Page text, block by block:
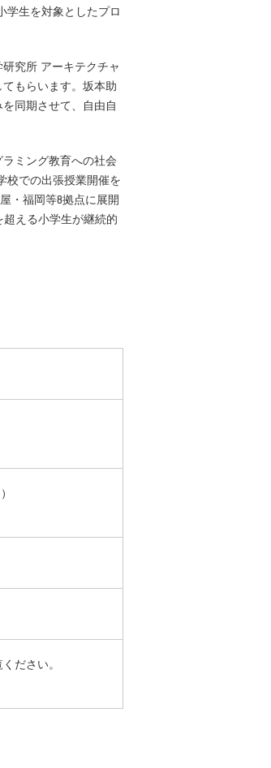
学生を対象としたプロ
究所 アーキテクチャ
もらいます。坂本助
同期させて、自由自
ミング教育への社会
校での出張授業開催を
・福岡等8拠点に展開
超える小学生が継続的
ださい。